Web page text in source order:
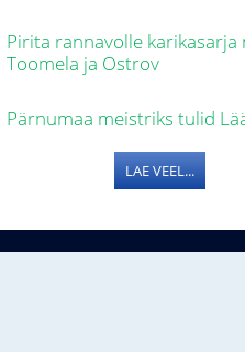
Pirita rannavolle
Toomela ja Ostrov
Pärnumaa meistriks tulid
LAE VEEL...